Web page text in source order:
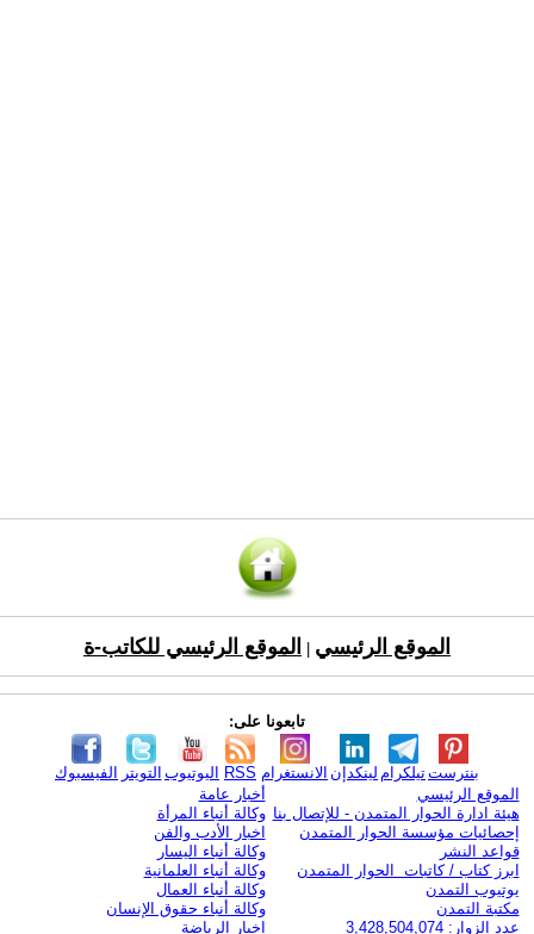
الموقع الرئيسي الموقع الرئيسي للكاتب-ة
تابعونا على:
الفيسبوك التويتر اليوتيوب RSS الانستغرام لينكدإن تيلكرامبنترست
الموقع الرئيسي
هيئة ادارة الحوار المتمدن - للإتصال بنا
إحصائيات مؤسسة الحوار المتمدن
قواعد النشر
ابرز كتاب / كاتبات الحوار المتمدن
يوتيوب التمدن
مكتبة التمدن
عدد الزوار: 3,428,504,074
أخبار عامة
وكالة أنباء المرأة
اخبار الأدب والفن
وكالة أنباء اليسار
وكالة أنباء العلمانية
وكالة أنباء العمال
وكالة أنباء حقوق الإنسان
اخبار الرياضة